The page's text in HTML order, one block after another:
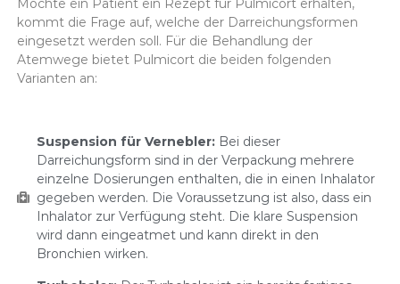
Möchte ein Patient ein Rezept für Pulmicort erhalten,
kommt die Frage auf, welche der Darreichungsformen
eingesetzt werden soll. Für die Behandlung der
Atemwege bietet Pulmicort die beiden folgenden
Varianten an:
Suspension für Vernebler: Bei dieser
Darreichungsform sind in der Verpackung mehrere
einzelne Dosierungen enthalten, die in einen Inhalator
gegeben werden. Die Voraussetzung ist also, dass ein
Inhalator zur Verfügung steht. Die klare Suspension
wird dann eingeatmet und kann direkt in den
Bronchien wirken.